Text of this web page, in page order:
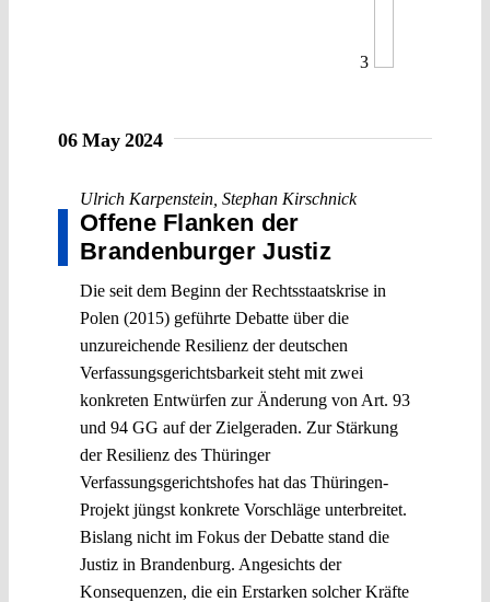
3
06 May 2024
Ulrich Karpenstein Stephan Kirschnick
Offene Flanken der
Brandenburger Justiz
Die seit dem Beginn der Rechtsstaatskrise in
Polen (2015) geführte Debatte über die
unzureichende Resilienz der deutschen
Verfassungsgerichtsbarkeit steht mit zwei
konkreten Entwürfen zur Änderung von Art. 93
und 94 GG auf der Zielgeraden. Zur Stärkung
der Resilienz des Thüringer
Verfassungsgerichtshofes hat das Thüringen-
Projekt jüngst konkrete Vorschläge unterbreitet.
Bislang nicht im Fokus der Debatte stand die
Justiz in Brandenburg. Angesichts der
Konsequenzen, die ein Erstarken solcher Kräfte